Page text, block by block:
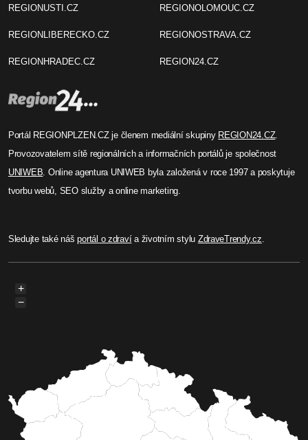
REGIONUSTI.CZ
REGIONLIBERECKO.CZ
REGIONHRADEC.CZ
REGIONOLOMOUC.CZ
REGIONOSTRAVA.CZ
REGION24.CZ
Portál REGIONPLZEN.CZ je členem mediální skupiny REGION24.CZ.
Provozovatelem sítě regionálních a informačních portálů je společnost
UNIWEB . Online agentura UNIWEB byla založená v roce 1997 a poskytuje
tvorbu webů, SEO služby a online marketing.
Sledujte také nášportál o zdravía životním stylu ZdraveTrendy.cz
+
−